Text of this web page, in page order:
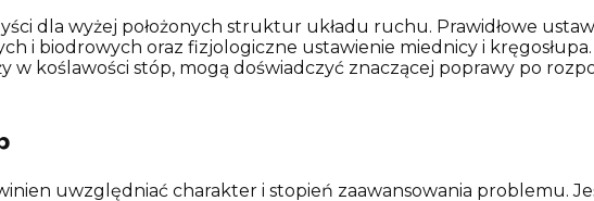
dla wyżej położonych struktur układu ruchu. Prawidłowe
i biodrowych oraz fizjologiczne ustawienie miednicy i
koślawości stóp, mogą doświadczyć znaczącej poprawy po
uwzględniać charakter i stopień zaawansowania problemu.